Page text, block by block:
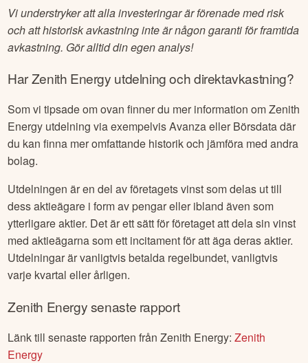
Vi understryker att alla investeringar är förenade med risk
och att historisk avkastning inte är någon garanti för framtida
avkastning. Gör alltid din egen analys!
HarZenith Energy utdelning och direktavkastning?
Som vi tipsade om ovan finner du mer information omZenith
Energy utdelning via exempelvis Avanza eller Börsdata där
du kan finna mer omfattande historik och jämföra med andra
bolag.
Utdelningen är en del av företagets vinst som delas ut till
dess aktieägare i form av pengar eller ibland även som
ytterligare aktier. Det är ett sätt för företaget att dela sin vinst
med aktieägarna som ett incitament för att äga deras aktier.
Utdelningar är vanligtvis betalda regelbundet, vanligtvis
varje kvartal eller årligen.
Zenith Energysenaste rapport
Länk till senaste rapporten frånZenith Energy:Zenith
Energy